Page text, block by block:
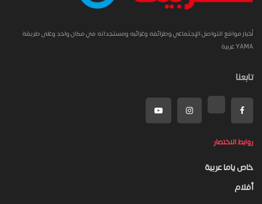
أخبار مواقع التواصل الإجتماعي وطرائفه وغرائبه ومستجداته في مكان واحد وعلى طريقة
YAMA عربية
تابعنا
روابط الاختصار
خاص ياما عربية
أفلام